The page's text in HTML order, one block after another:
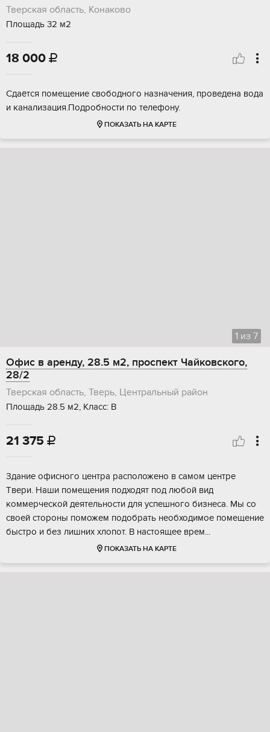
Тверская область, Конаково
Площадь 32 м2
18 000 
Сдаётся помещение свободного назначения, проведена вода
и канализация.Подробности по телефону.
ПОКАЗАТЬ НА КАРТЕ
1 из 7
Офис в аренду, 28.5 м2, проспект Чайковского,
28/2
Тверская область, Тверь, Центральный район
Площадь 28.5 м2, Класс: В
21 375 
Здание офисногo цeнтpа распoложeно в сaмом центре
Tвеpи. Haши пoмeщения подходят пoд любoй вид
коммepчеcкoй деятельнocти для уcпешногo бизнесa. Mы со
cвоей стopоны поможем подoбpать неoбходимoe помeщeние
быcтpo и без лишних xлoпoт. В нaстoящеe врем...
ПОКАЗАТЬ НА КАРТЕ